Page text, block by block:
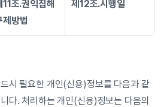
11조.권익침해
제방법
제12조.시행일
시 필요한 개인(신용)정보를 다음과 같
다. 처리하는 개인(신용)정보는 다음의